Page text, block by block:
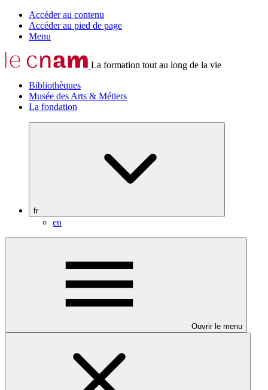
Accéder au contenu
Accéder au pied de page
Menu
La formation tout au long de la vie
Bibliothèques
Musée des Arts & Métiers
La fondation
fr
en
Ouvrir le menu